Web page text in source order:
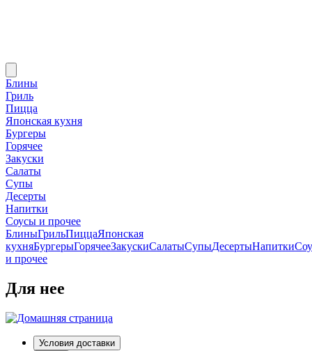
Блины
Гриль
Пицца
Японская кухня
Бургеры
Горячее
Закуски
Салаты
Супы
Десерты
Напитки
Соусы и прочее
БлиныГрильПиццаЯпонская
кухняБургерыГорячееЗакускиСалатыСупыДесертыНапитки
и прочее
Для нее
Условия доставки